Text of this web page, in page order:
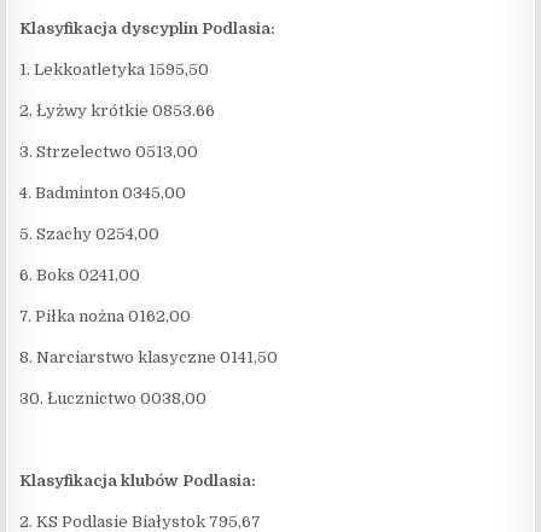
Klasyfikacja dyscyplin Podlasia:
1. Lekkoatletyka 1595,50
2. Łyżwy krótkie 0853.66
3. Strzelectwo 0513,00
4. Badminton 0345,00
5. Szachy 0254,00
6. Boks 0241,00
7. Piłka nożna 0162,00
8. Narciarstwo klasyczne 0141,50
30. Łucznictwo 0038,00
Klasyfikacja klubów Podlasia:
2. KS Podlasie Białystok 795,67